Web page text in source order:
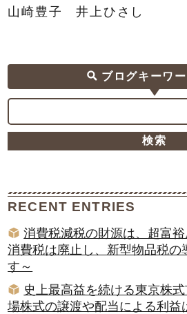
山崎豊子 井上ひさし
ブログキーワ
RECENT ENTRIES
消費税減税の財源は、超富
消費税は廃止し、新型物品税の
す～
史上最高益を続ける東京株
場株式の譲渡や配当による利益